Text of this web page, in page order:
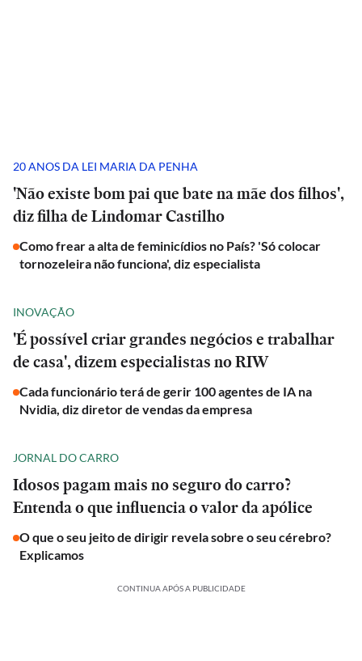
20 ANOS DA LEI MARIA DA PENHA
'Não existe bom pai que bate na mãe dos filhos',
diz filha de Lindomar Castilho
Como frear a alta de feminicídios no País? 'Só colocar
tornozeleira não funciona', diz especialista
INOVAÇÃO
'É possível criar grandes negócios e trabalhar
de casa', dizem especialistas no RIW
Cada funcionário terá de gerir 100 agentes de IA na
Nvidia, diz diretor de vendas da empresa
JORNAL DO CARRO
Idosos pagam mais no seguro do carro?
Entenda o que influencia o valor da apólice
O que o seu jeito de dirigir revela sobre o seu cérebro?
Explicamos
CONTINUA APÓS A PUBLICIDADE